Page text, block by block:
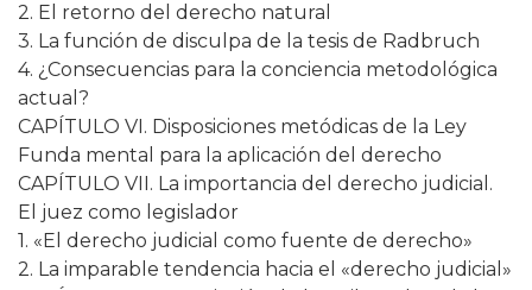
2. El retorno del derecho natural
3. La función de disculpa de la tesis de Radbruch
4. ¿Consecuencias para la conciencia metodológica
actual?
CAPÍTULO VI. Disposiciones metódicas de la Ley
Funda mental para la aplicación del derecho
CAPÍTULO VII. La importancia del derecho judicial.
El juez como legislador
1. «El derecho judicial como fuente de derecho»
2. La imparable tendencia hacia el «derecho judicial»